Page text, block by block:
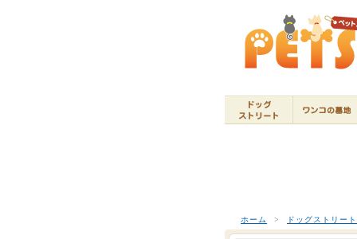
ホーム > ドッグストリート